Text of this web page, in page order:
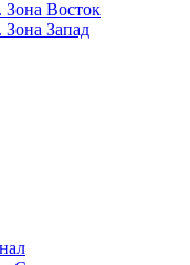
Зона Восток
Зона Запад